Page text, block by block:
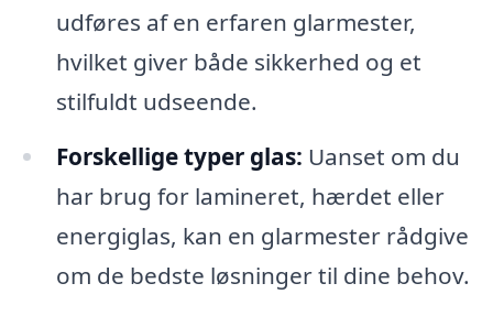
udføres af en erfaren glarmester,
hvilket giver både sikkerhed og et
stilfuldt udseende.
Forskellige typer glas: Uanset om du
har brug for lamineret, hærdet eller
energiglas, kan en glarmester rådgive
om de bedste løsninger til dine behov.